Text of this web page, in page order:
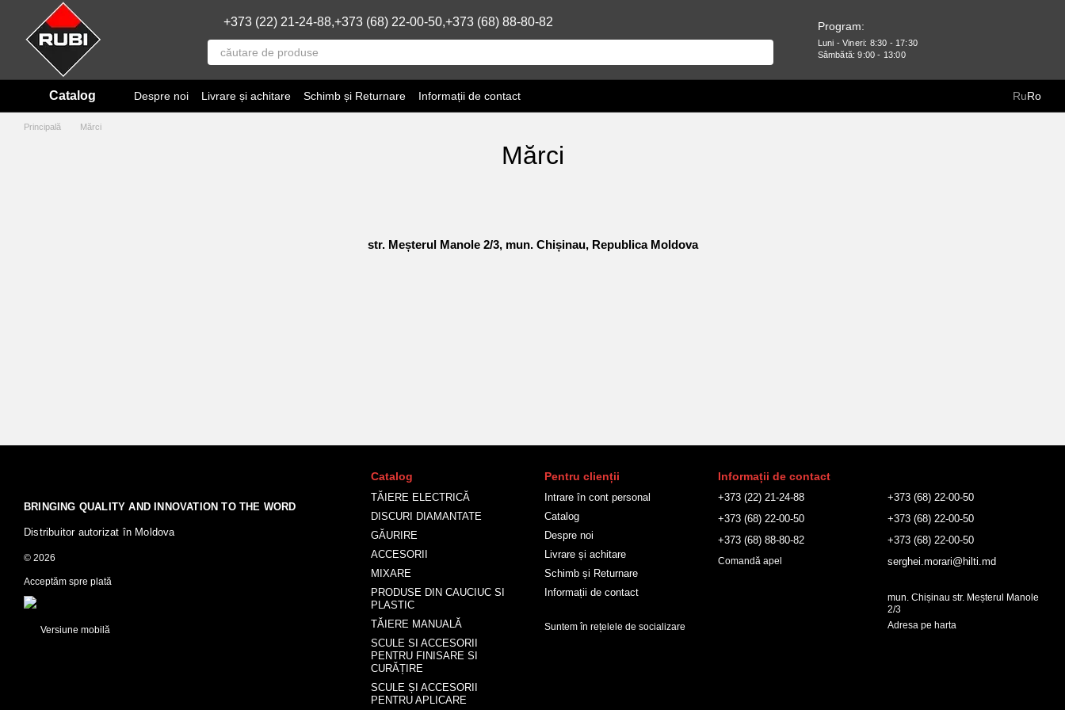
Mergi la conținutul principal
+373 (22) 21-24-88,+373 (68) 22-00-50,+373 (68) 88-80-82 Program:
Luni - Vineri: 8:30 - 17:30
Sâmbătă: 9:00 - 13:00
Catalog Despre noi Livrare și achitare Schimb și Returnare Informații de contact RuRo
Principală Mărci
Mărci
str. Meșterul Manole 2/3, mun. Chișinau, Republica Moldova
BRINGING QUALITY AND INNOVATION TO THE WORD
Distribuitor autorizat în Moldova
© 2026
Acceptăm spre plată
Versiune mobilă
Catalog
TĂIERE ELECTRICĂ
DISCURI DIAMANTATE
GĂURIRE
ACCESORII
MIXARE
PRODUSE DIN CAUCIUC SI
PLASTIC
TĂIERE MANUALĂ
SCULE SI ACCESORII
PENTRU FINISARE SI
CURĂȚIRE
SCULE ȘI ACCESORII
PENTRU APLICARE
Pentru clienții
Intrare în cont personal
Catalog
Despre noi
Livrare și achitare
Schimb și Returnare
Informații de contact
Suntem în rețelele de socializare
Informații de contact
+373 (22) 21-24-88
+373 (68) 22-00-50
+373 (68) 88-80-82
Comandă apel
+373 (68) 22-00-50
+373 (68) 22-00-50
+373 (68) 22-00-50
serghei.morari@hilti.md
mun. Chișinau str. Meșterul Manole
2/3
Adresa pe harta